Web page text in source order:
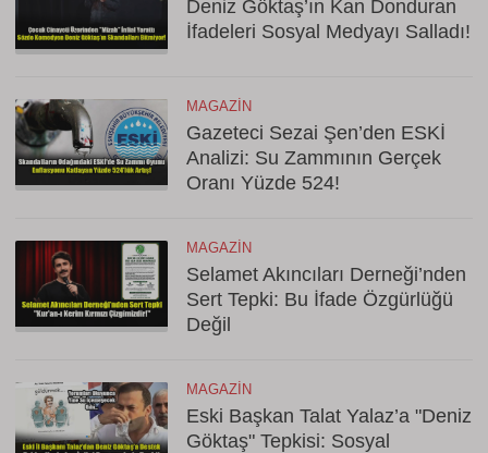
Deniz Göktaş’ın Kan Donduran
İfadeleri Sosyal Medyayı Salladı!
MAGAZIN
Gazeteci Sezai Şen’den ESKİ
Analizi: Su Zammının Gerçek
Oranı Yüzde 524!
MAGAZIN
Selamet Akıncıları Derneği’nden
Sert Tepki: Bu İfade Özgürlüğü
Değil
MAGAZIN
Eski Başkan Talat Yalaz’a "Deniz
Göktaş" Tepkisi: Sosyal